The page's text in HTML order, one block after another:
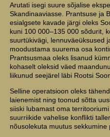
Arutati isegi suure sõjalise
Skandinaaviasse. Prantsuse ja
esialgsete kavade järgi oleks
kuni 100 000–135 000 sõdurit,
suurtükivägi, lennuväeüksused
moodustama suurema osa
Prantsusmaa oleks lisanud
kohaselt oleksid väed
liikunud seejärel läbi Rootsi
Selline operatsioon oleks
laienemist ning toonud sõtta
siiski lubamast oma
suurriikide vahelise konflikti
nõusolekuta muutus sekkumine